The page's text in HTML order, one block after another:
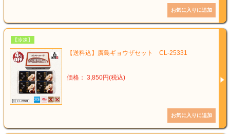
【冷凍】
【送料込】廣島ギョウザセット CL-25331
価格： 3,850円(税込)